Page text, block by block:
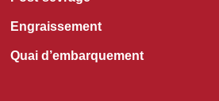
Engraissement
Quai d’embarquement